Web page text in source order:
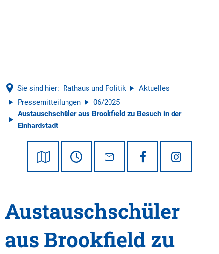
Sie sind hier: Rathaus und Politik
Aktuelles
Pressemitteilungen
06/2025
Austauschschüler aus Brookfield zu Besuch in der
Einhardstadt
Austauschschüler
aus Brookfield zu